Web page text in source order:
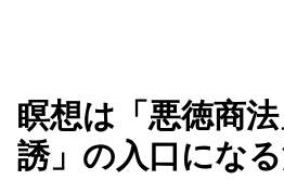
瞑想は「悪徳商
誘」の入口にな